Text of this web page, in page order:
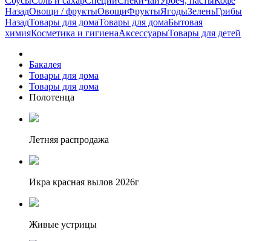
НазадОвощи / фруктыОвощиФруктыЯгодыЗеленьГрибы
НазадТовары для домаТовары для домаБытовая
химияКосметика и гигиенаАксессуарыТовары для детей
Бакалея
Товары для дома
Товары для дома
Полотенца
Летняя распродажа
Икра красная вылов 2026г
Живые устрицы